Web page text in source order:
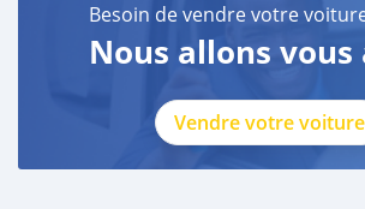
Besoin de vendre votre
Nous allons vous
Vendre votre voiture